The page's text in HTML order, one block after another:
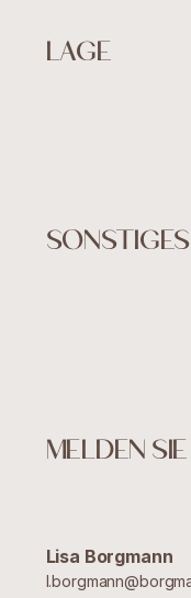
LAGE
SONSTIGES
MELDEN
Lisa Borgmann
©Embasse 2024